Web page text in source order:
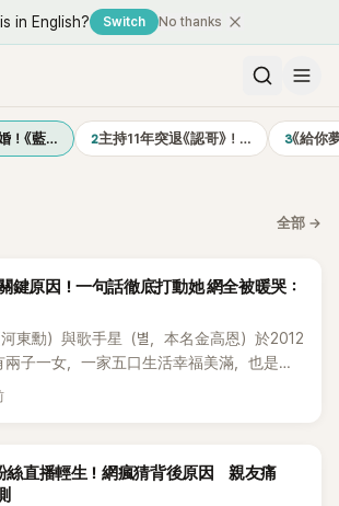
in English? Switch No thanks
！《藍… 2主持11年突退《認哥》！… 3《給你
全部 →
鍵原因！一句話徹底打動她 網全被暖哭：
東勳）與歌手星（별，本名金高恩）於2012
子一女，一家五口生活幸福美滿，也是韓
夫妻。近日，星首度公開當年決定嫁給
絲直播輕生！網瘋猜背後原因 親友痛